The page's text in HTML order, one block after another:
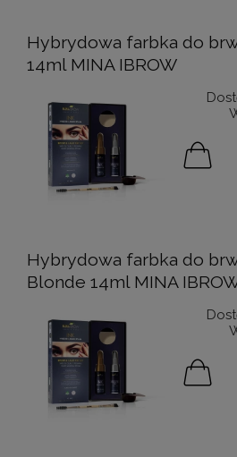
Hybrydowa farbka do
14ml MINA IBROW
Hybrydowa farbka do
Blonde 14ml MINA